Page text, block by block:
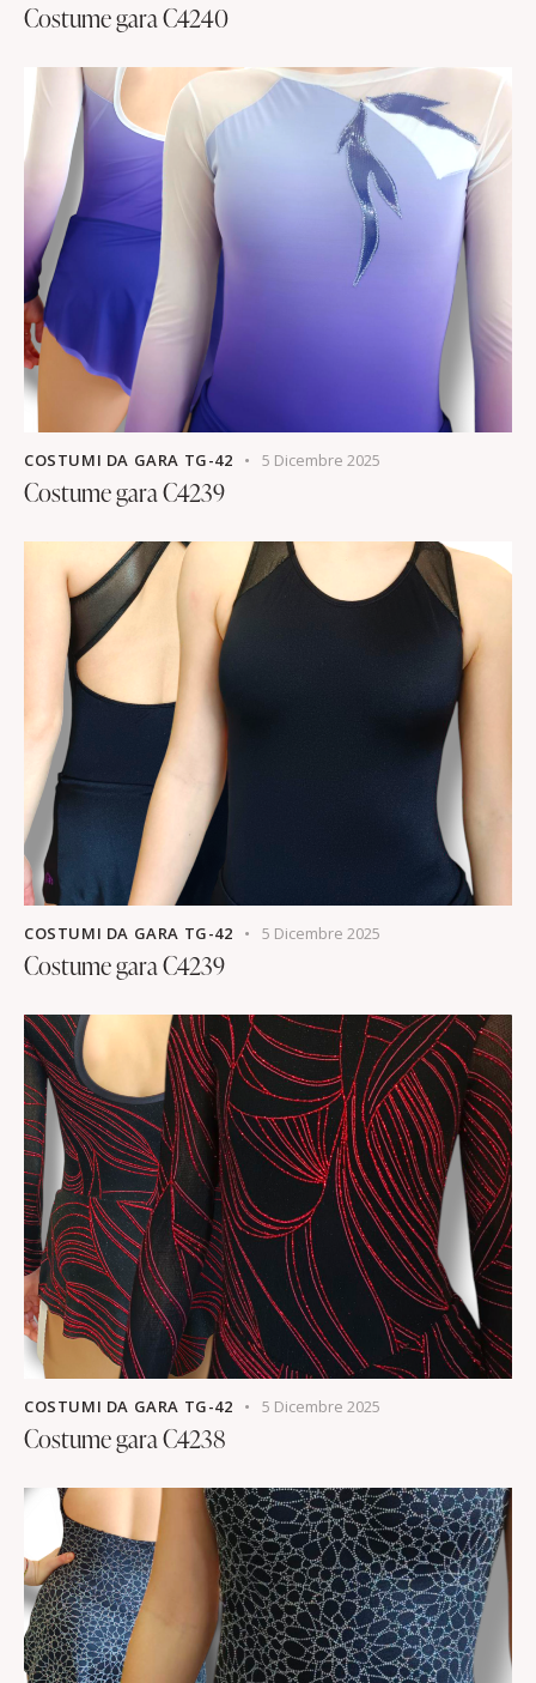
Costume gara C4240
COSTUMI DA GARA TG-42 5 Dicembre 2025
Costume gara C4239
COSTUMI DA GARA TG-42 5 Dicembre 2025
Costume gara C4239
COSTUMI DA GARA TG-42 5 Dicembre 2025
Costume gara C4238